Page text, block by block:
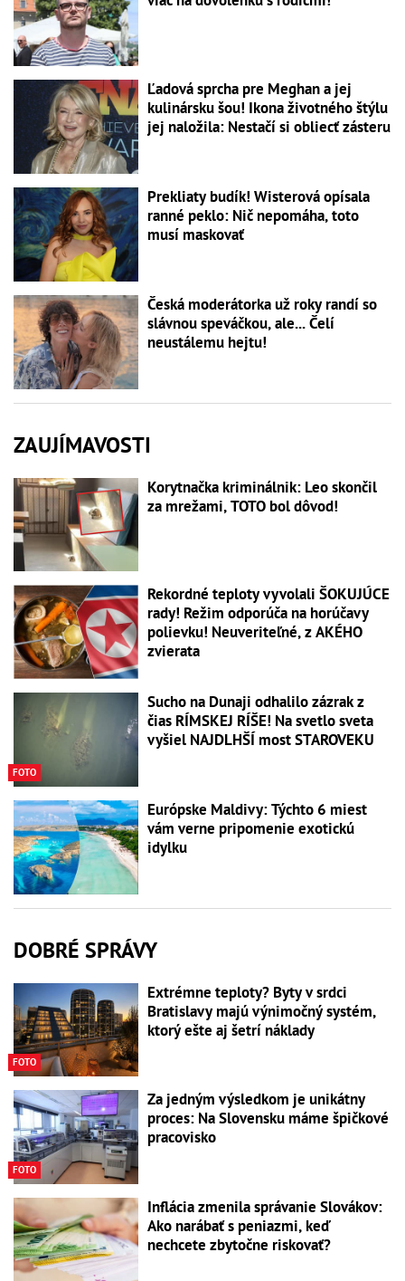
Ľadová sprcha pre Meghan a jej
kulinársku šou! Ikona životného štýlu
jej naložila: Nestačí si obliecť zásteru
Prekliaty budík! Wisterová opísala
ranné peklo: Nič nepomáha, toto
musí maskovať
Česká moderátorka už roky randí so
slávnou speváčkou, ale... Čelí
neustálemu hejtu!
ZAUJÍMAVOSTI
Korytnačka kriminálnik: Leo skončil
za mrežami, TOTO bol dôvod!
Rekordné teploty vyvolali ŠOKUJÚCE
rady! Režim odporúča na horúčavy
polievku! Neuveriteľné, z AKÉHO
zvierata
FOTO
Sucho na Dunaji odhalilo zázrak z
čias RÍMSKEJ RÍŠE! Na svetlo sveta
vyšiel NAJDLHŠÍ most STAROVEKU
Európske Maldivy: Týchto 6 miest
vám verne pripomenie exotickú
idylku
DOBRÉ SPRÁVY
FOTO
Extrémne teploty? Byty v srdci
Bratislavy majú výnimočný systém,
ktorý ešte aj šetrí náklady
FOTO
Za jedným výsledkom je unikátny
proces: Na Slovensku máme špičkové
pracovisko
Inflácia zmenila správanie Slovákov:
Ako narábať s peniazmi, keď
nechcete zbytočne riskovať?